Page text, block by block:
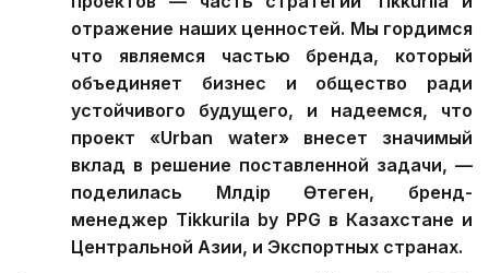
отражение наших ценностей. Мы гордимся
что являемся частью бренда, который
объединяет бизнес и общество ради
устойчивого будущего, и надеемся, что
проект «Urban water» внесет значимый
вклад в решение поставленной задачи, —
поделилась Мөлдір Өтеген, бренд-
менеджер Tikkurila by PPG в Казахстане и
Центральной Азии, и Экспортных странах.